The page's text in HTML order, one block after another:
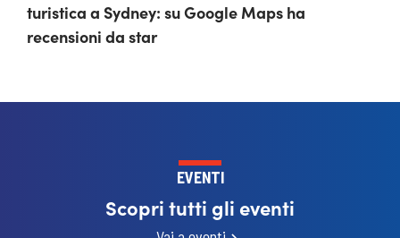
turistica a Sydney: su Google Maps ha
recensioni da star
EVENTI
Scopri tutti gli eventi